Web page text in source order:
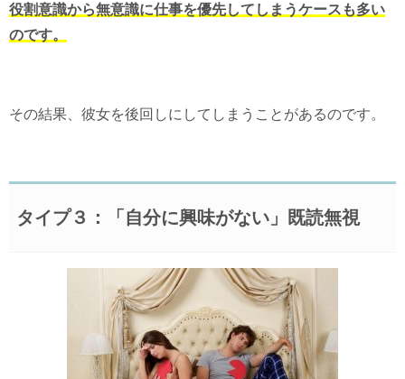
役割意識から無意識に仕事を優先してしまうケースも多い
のです。
その結果、彼女を後回しにしてしまうことがあるのです。
タイプ３：「自分に興味がない」既読無視